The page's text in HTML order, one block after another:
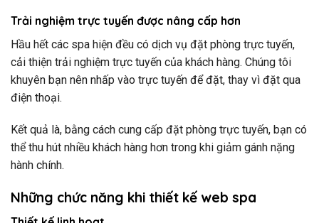
Trải nghiệm trực tuyến được nâng cấp hơn
Hầu hết các spa hiện đều có dịch vụ đặt phòng trực tuyến,
cải thiện trải nghiệm trực tuyến của khách hàng. Chúng tôi
khuyên bạn nên nhấp vào trực tuyến để đặt, thay vì đặt qua
điện thoại.
Kết quả là, bằng cách cung cấp đặt phòng trực tuyến, bạn có
thể thu hút nhiều khách hàng hơn trong khi giảm gánh nặng
hành chính.
Những chức năng khi thiết kế web spa